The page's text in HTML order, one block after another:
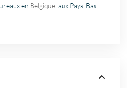
en Belgique , aux Pays-Bas